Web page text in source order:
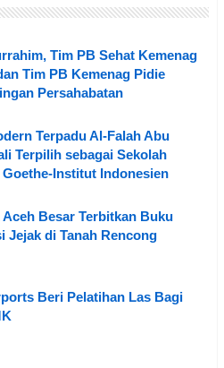
Tim PB Sehat Kemenag
Tim PB Kemenag Pidie
Persahabatan
Terpadu Al-Falah Abu
Terpilih sebagai Sekolah
Goethe-Institut Indonesien
Besar Terbitkan Buku
Jejak di Tanah Rencong
Beri Pelatihan Las Bagi